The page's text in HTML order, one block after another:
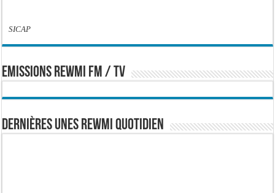
SICAP
EMISSIONS REWMI FM / TV
Dernières Unes Rewmi Quotidien